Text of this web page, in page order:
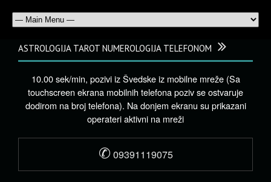
ASTROLOGIJA TAROT NUMEROLOGIJA TELEFONOM
10.00 sek/min, pozivi iz Švedske iz mobilne mreže (Sa
touchscreen ekrana mobilnih telefona poziv se ostvaruje
dodirom na broj telefona). Na donjem ekranu su prikazani
operateri aktivni na mreži
✆ 09391119075